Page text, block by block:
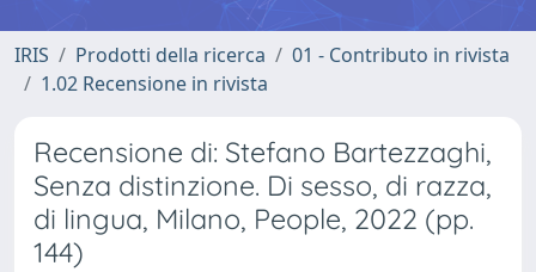
IRIS Prodotti della ricerca
01 - Contributo in rivista
1.02 Recensione in rivista
Recensione di: Stefano Bartezzaghi,
Senza distinzione. Di sesso, di razza,
di lingua, Milano, People, 2022 (pp.
144)